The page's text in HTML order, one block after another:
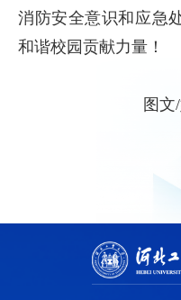
消防安全意识和应急
和谐校园贡献力量！
图